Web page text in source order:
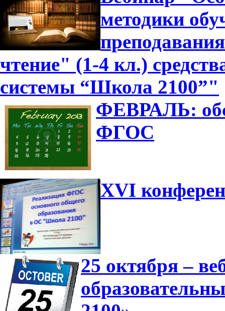
методики
чтение" (1-4 кл.)
системы “Школа 2100”"
ФЕВРАЛЬ:
ФГОС
XVI
25 октября –